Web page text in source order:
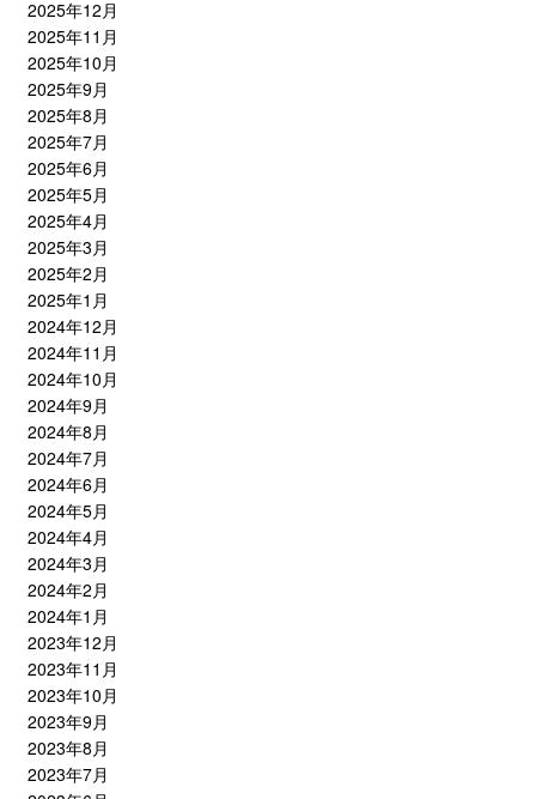
2025年12月
2025年11月
2025年10月
2025年9月
2025年8月
2025年7月
2025年6月
2025年5月
2025年4月
2025年3月
2025年2月
2025年1月
2024年12月
2024年11月
2024年10月
2024年9月
2024年8月
2024年7月
2024年6月
2024年5月
2024年4月
2024年3月
2024年2月
2024年1月
2023年12月
2023年11月
2023年10月
2023年9月
2023年8月
2023年7月